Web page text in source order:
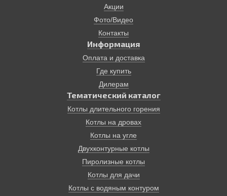
специфическим отопительным оборудованием.
Наконец, котлы твердотопливные. Котлы на твердом
топливе также не предназначены для установки в
квартирах. Тем не менее подобный котел может стать
решением множества проблем. Так, он работает без
подключения электроэнергии!, на самом доступном
виде топлива в нашей стране – дровах. КПД
современных твердотопливных пиролизных котлов
достигает 85%. Эти котлы имеют терморегуляторы и
надежные системы безопасности. Время от закладки
до другой может занимать до 12 часов.
Отопление дома, основанное на твердотопливном
котле, экологически безопасно, просто и надежно.
Акции
Фото/Видео
Контакты
Информация
Оплата и доставка
Где купить
Дилерам
Тематический каталог
Котлы длительного горения
Котлы на дровах
Котлы на угле
Двухконтурные котлы
Пиролизные котлы
Котлы для дачи
Котлы с водяным контуром